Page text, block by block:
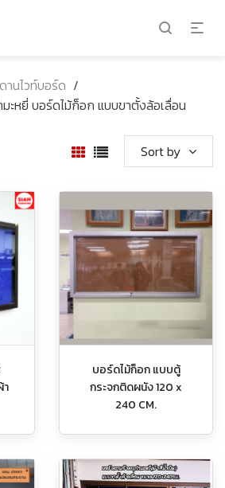
านไวท์บอร์ด /
ะหยี่ บอร์ดไม้ก็อก แบบขาตั้งล้อเลื่อน
Sort by
บอร์ดไม้ก็อก แบบตู้
กระจกติดผนัง 120 x
240 CM.